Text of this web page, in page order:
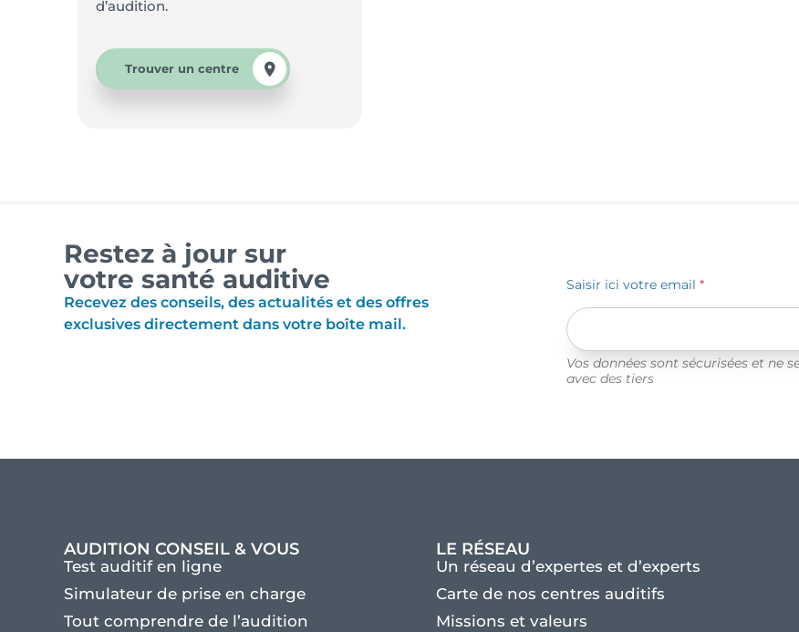
d’audition.
Trouver un centre
Restez à jour sur
votre santé auditive
Recevez des conseils, des actualités et des offres
exclusives directement dans votre boîte mail.
Saisir ici votre email *
Vos données sont sécurisées et ne
avec des tiers
AUDITION CONSEIL & VOUS
Test auditif en ligne
Simulateur de prise en charge
Tout comprendre de l’audition
LE RÉSEAU
Un réseau d’expertes et d’experts
Carte de nos centres auditifs
Missions et valeurs